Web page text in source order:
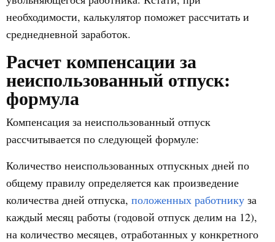
необходимости, калькулятор поможет рассчитать и
среднедневной заработок.
Расчет компенсации за
неиспользованный отпуск:
формула
Компенсация за неиспользованный отпуск
рассчитывается по следующей формуле:
Количество неиспользованных отпускных дней по
общему правилу определяется как произведение
количества дней отпуска, положенных работнику за
каждый месяц работы (годовой отпуск делим на 12),
на количество месяцев, отработанных у конкретного